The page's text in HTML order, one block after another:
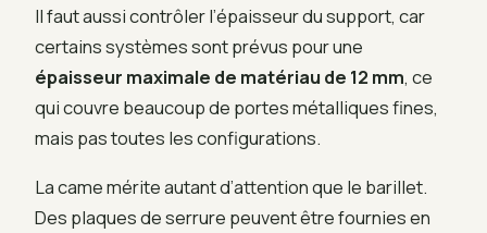
Il faut aussi contrôler l’épaisseur du support, car
certains systèmes sont prévus pour une
épaisseur maximale de matériau de 12 mm, ce
qui couvre beaucoup de portes métalliques fines,
mais pas toutes les configurations.
La came mérite autant d’attention que le barillet.
Des plaques de serrure peuvent être fournies en